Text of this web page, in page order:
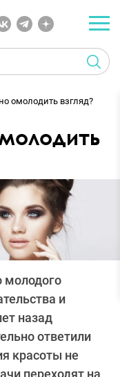
омолодить взгляд?
молодого
и
назад
ответили
красоты не
переходят на